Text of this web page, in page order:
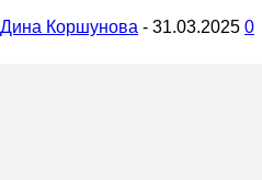
Дина Коршунова - 31.03.2025 0